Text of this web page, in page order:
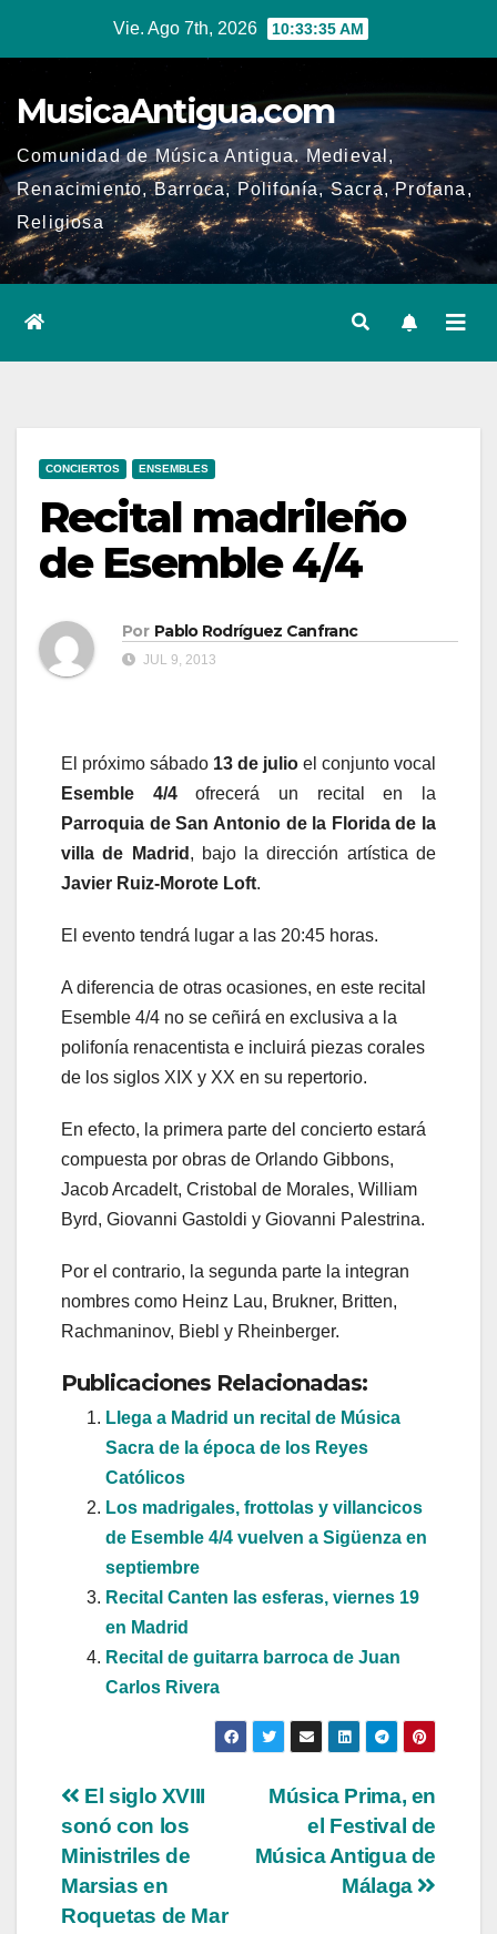
Vie. Ago 7th, 2026 10:33:36 AM
MusicaAntigua.com
Comunidad de Música Antigua. Medieval,
Renacimiento, Barroca, Polifonía, Sacra, Profana,
Religiosa
CONCIERTOS ENSEMBLES
Recital madrileño
de Esemble 4/4
Por Pablo Rodríguez Canfranc
JUL 9, 2013
El próximo sábado 13 de julio el conjunto vocal
Esemble 4/4ofrecerá un recital en la
Parroquia de San Antonio de la Florida de la
villa de Madrid , bajo la dirección artística de
Javier Ruiz-Morote Loft.
El evento tendrá lugar a las 20:45 horas.
A diferencia de otras ocasiones, en este recital
Esemble 4/4 no se ceñirá en exclusiva a la
polifonía renacentista e incluirá piezas corales
de los siglos XIX y XX en su repertorio.
En efecto, la primera parte del concierto estará
compuesta por obras de Orlando Gibbons,
Jacob Arcadelt, Cristobal de Morales, William
Byrd, Giovanni Gastoldi y Giovanni Palestrina.
Por el contrario, la segunda parte la integran
nombres como Heinz Lau, Brukner, Britten,
Rachmaninov, Biebl y Rheinberger.
Publicaciones Relacionadas:
Llega a Madrid un recital de Música
Sacra de la época de los Reyes
Católicos
Los madrigales, frottolas y villancicos
de Esemble 4/4 vuelven a Sigüenza en
septiembre
Recital Canten las esferas, viernes 19
en Madrid
Recital de guitarra barroca de Juan
Carlos Rivera
Navegación
de
entradas
Música Prima, en
el Festival de
Música Antigua de
Málaga
El siglo XVIII
sonó con los
Ministriles de
Marsias en
Roquetas de Mar